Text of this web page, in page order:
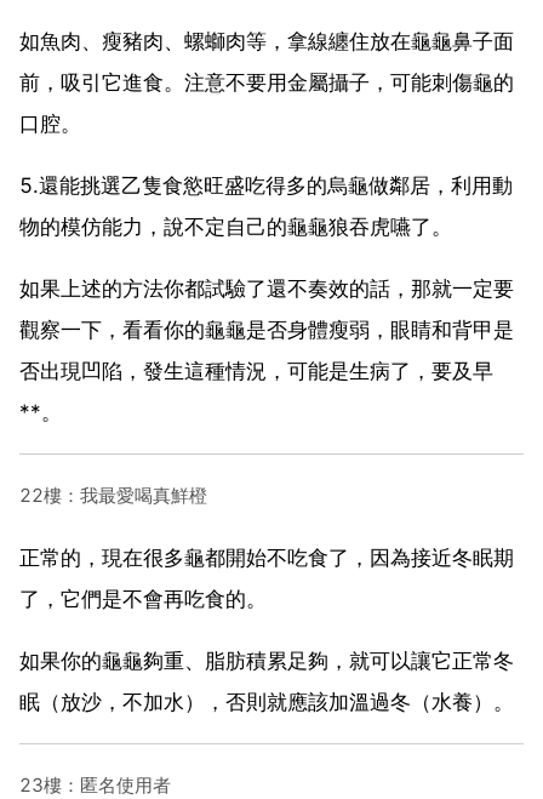
如魚肉、瘦豬肉、螺螄肉等，拿線纏住放在龜龜鼻子面
前，吸引它進食。注意不要用金屬攝子，可能刺傷龜的
口腔。
5.還能挑選乙隻食慾旺盛吃得多的烏龜做鄰居，利用動
物的模仿能力，說不定自己的龜龜狼吞虎嚥了。
如果上述的方法你都試驗了還不奏效的話，那就一定要
觀察一下，看看你的龜龜是否身體瘦弱，眼睛和背甲是
否出現凹陷，發生這種情況，可能是生病了，要及早
**。
22樓：我最愛喝真鮮橙
正常的，現在很多龜都開始不吃食了，因為接近冬眠期
了，它們是不會再吃食的。
如果你的龜龜夠重、脂肪積累足夠，就可以讓它正常冬
眠（放沙，不加水），否則就應該加溫過冬（水養）。
23樓：匿名使用者